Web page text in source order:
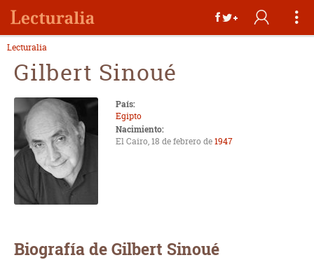
Lecturalia
Gilbert Sinoué
País:
Egipto
Nacimiento:
El Cairo, 18 de febrero de1947
Biografía de Gilbert Sinoué